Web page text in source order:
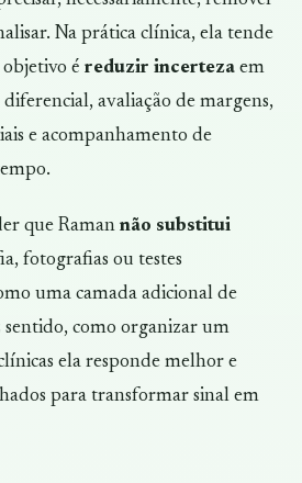
Na prática clínica, ela tende
é reduzir incerteza em
avaliação de margens,
e acompanhamento de
que Raman não substitui
fotografias ou testes
uma camada adicional de
como organizar um
ela responde melhor e
para transformar sinal em